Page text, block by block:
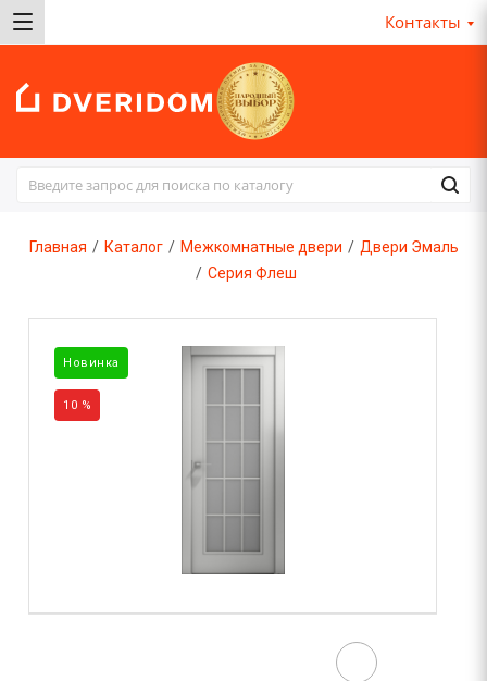
Контакты
Главная / Каталог / Межкомнатные двери / Двери Эмаль
/ Серия Флеш
Новинка
10 %